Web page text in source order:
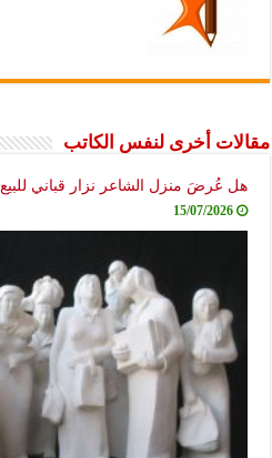
أخرى لنفس الكاتب
منزل الشاعر نزار قباني للبيع؟
15/07/